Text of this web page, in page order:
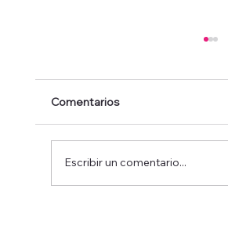
Comentarios
Escribir un comentario...